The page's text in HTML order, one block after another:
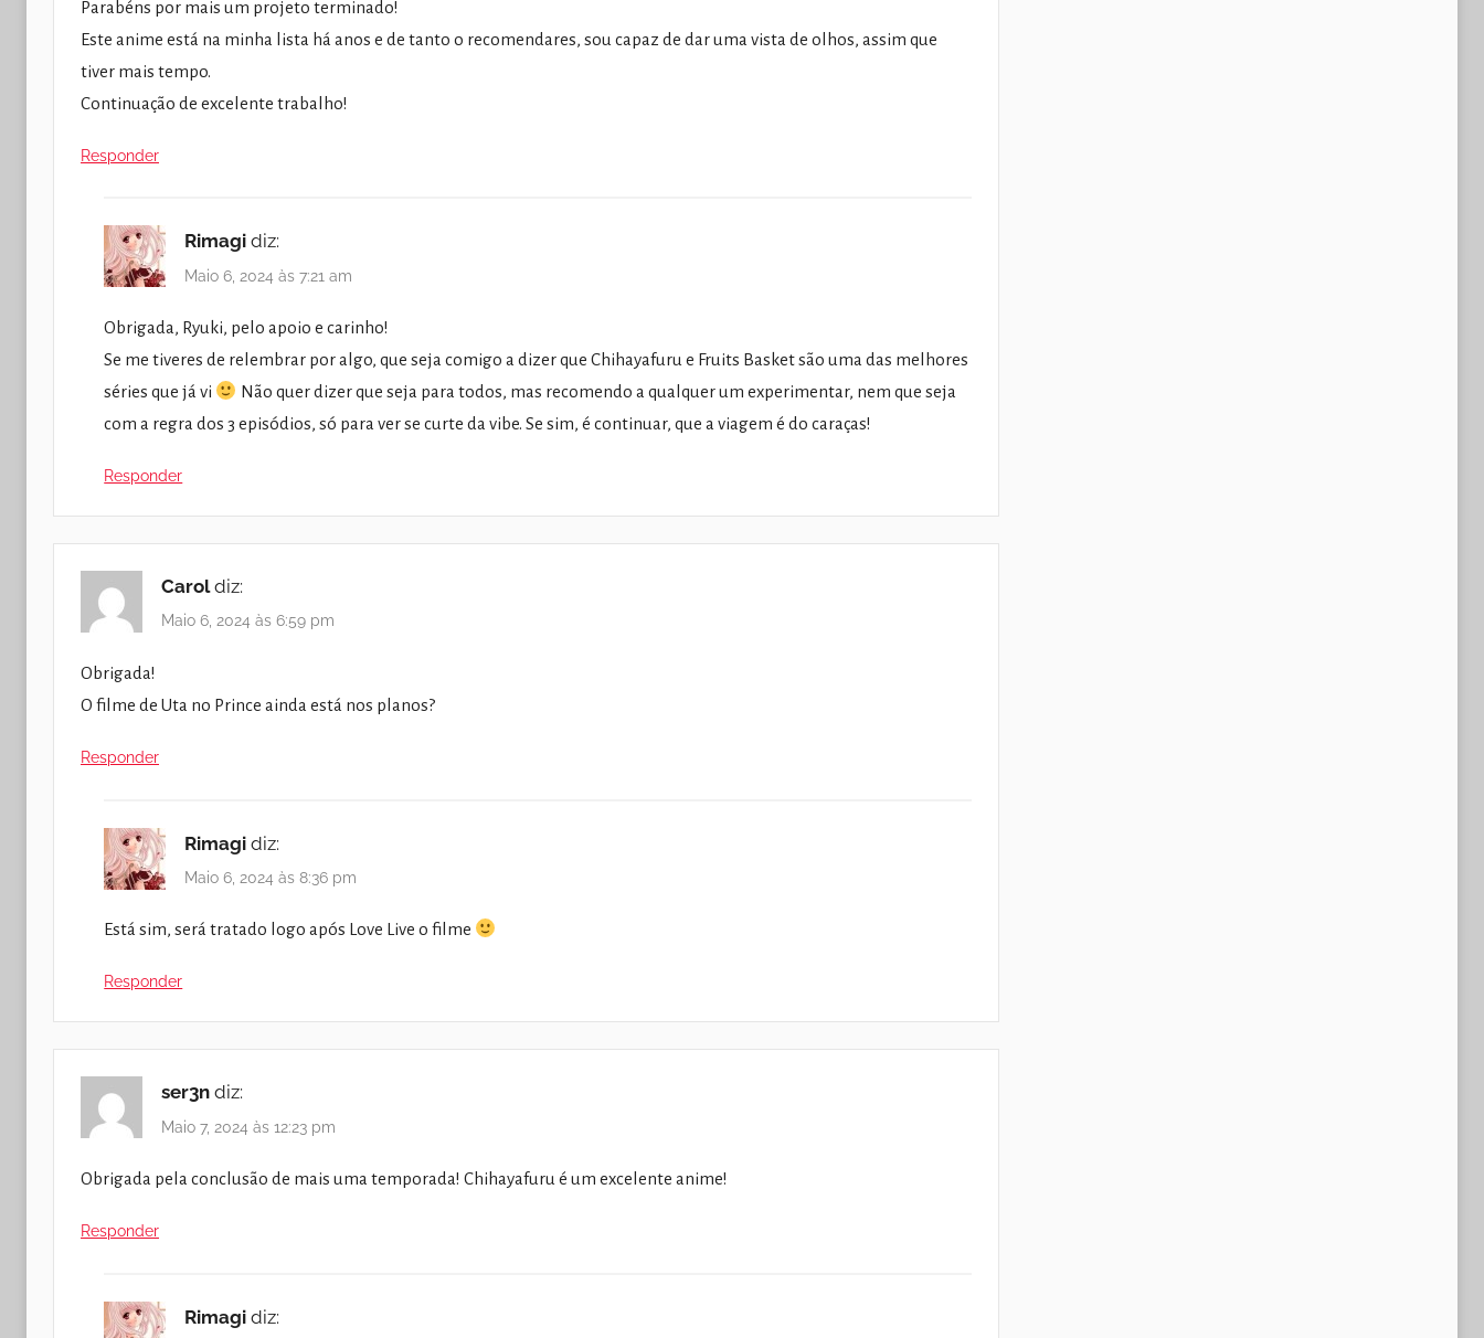
Parabéns por mais um projeto terminado!
Este anime está na minha lista há anos e de tanto o recomendares, sou capaz de dar uma vista de olhos, assim que
tiver mais tempo.
Continuação de excelente trabalho!
Responder
Rimagi diz:
Maio 6, 2024 às 7:21 am
Obrigada, Ryuki, pelo apoio e carinho!
Se me tiveres de relembrar por algo, que seja comigo a dizer que Chihayafuru e Fruits Basket são uma das melhores
séries que já vi
Não quer dizer que seja para todos, mas recomendo a qualquer um experimentar, nem que seja
com a regra dos 3 episódios, só para ver se curte da vibe. Se sim, é continuar, que a viagem é do caraças!
Responder
Carol diz:
Maio 6, 2024 às 6:59 pm
Obrigada!
O filme de Uta no Prince ainda está nos planos?
Responder
Rimagi diz:
Maio 6, 2024 às 8:36 pm
Está sim, será tratado logo após Love Live o filme
Responder
ser3n diz:
Maio 7, 2024 às 12:23 pm
Obrigada pela conclusão de mais uma temporada! Chihayafuru é um excelente anime!
Responder
Rimagi diz: